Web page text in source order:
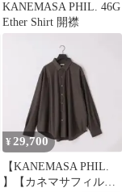
KANEMASA PHIL. 46G
Ether Shirt 開襟
¥29,700
【KANEMASA PHIL.
】【カネマサフィル】